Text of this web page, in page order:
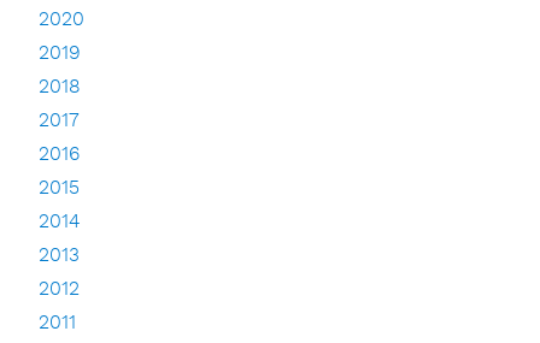
2020
2019
2018
2017
2016
2015
2014
2013
2012
2011